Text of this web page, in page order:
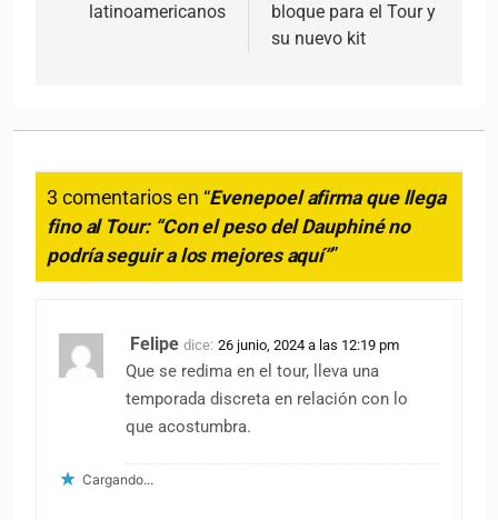
latinoamericanos
bloque para el Tour y
su nuevo kit
3 comentarios en “Evenepoel afirma que llega
fino al Tour: “Con el peso del Dauphiné no
podría seguir a los mejores aquí””
Felipe dice: 26 junio, 2024 a las 12:19 pm
Que se redima en el tour, lleva una
temporada discreta en relación con lo
que acostumbra.
Cargando...